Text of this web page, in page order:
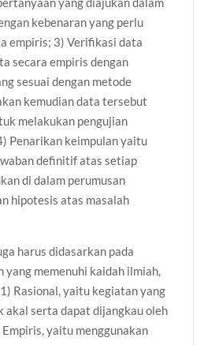
kebenaran yang perlu
empiris; 3) Verifikasi data
secara empiris dengan
sesuai dengan metode
kemudian data tersebut
melakukan pengujian
Penarikan keimpulan yaitu
definitif atas setiap
di dalam perumusan
hipotesis atas masalah
harus didasarkan pada
memenuhi kaidah ilmiah,
Rasional, yaitu kegiatan yang
akal serta dapat dijangkau oleh
yaitu menggunakan